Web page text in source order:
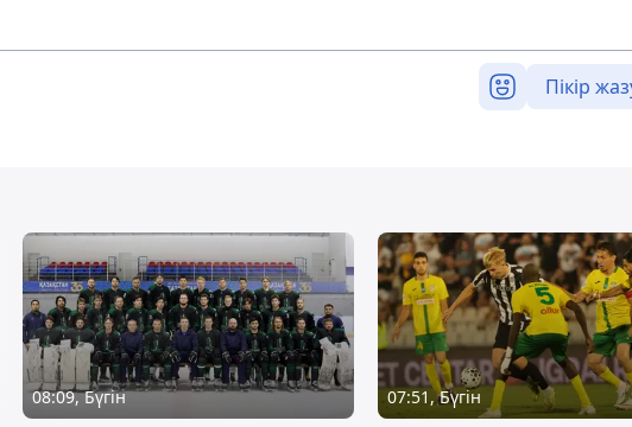
Пікір
08:09, Бүгін 07:51, Бүгін